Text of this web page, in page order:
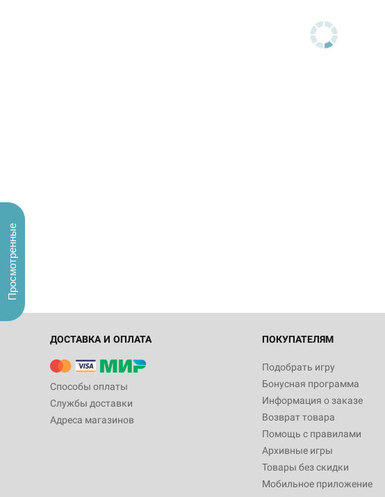
ДОСТАВКА И ОПЛАТА
Способы оплаты
Службы доставки
Адреса магазинов
ПОКУПАТЕЛЯМ
Подобрать игру
Бонусная программа
Информация о заказе
Возврат товара
Помощь с правилами
Архивные игры
Товары без скидки
Мобильное приложение
Просмотренные